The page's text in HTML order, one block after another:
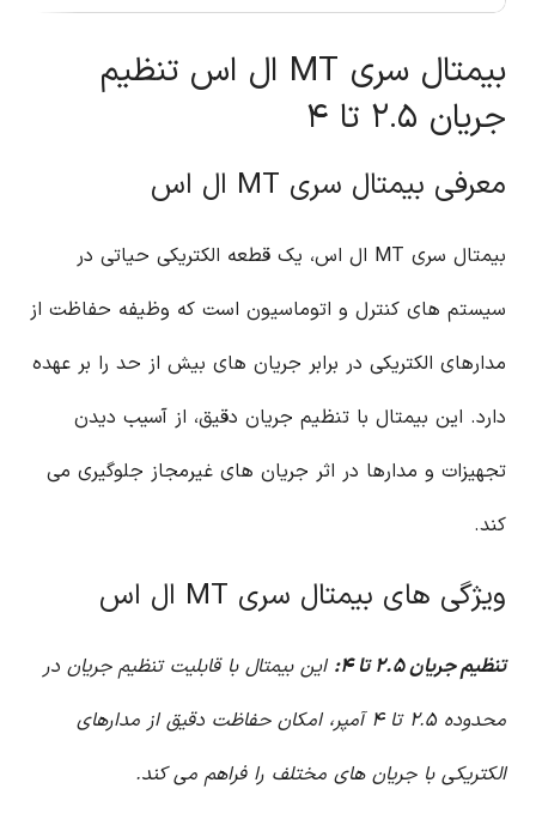
بیمتال سری MT ال اس تنظیم
جریان ۲.۵ تا ۴
معرفی بیمتال سری MT ال اس
بیمتال سری MT ال اس، یک قطعه الکتریکی حیاتی در
سیستم های کنترل و اتوماسیون است که وظیفه حفاظت از
مدارهای الکتریکی در برابر جریان های بیش از حد را بر عهده
دارد. این بیمتال با تنظیم جریان دقیق، از آسیب دیدن
تجهیزات و مدارها در اثر جریان های غیرمجاز جلوگیری می
کند.
ویژگی های بیمتال سری MT ال اس
تنظیم جریان ۲.۵ تا ۴:
این بیمتال با قابلیت تنظیم جریان در
محدوده ۲.۵ تا ۴ آمپر، امکان حفاظت دقیق از مدارهای
الکتریکی با جریان های مختلف را فراهم می کند.